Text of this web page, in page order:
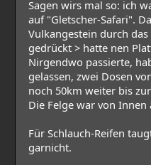
Sagen wirs mal so: ich
auf "Gletscher-Safari".
Vulkangestein durch
gedrückt > hatte nen
Nirgendwo passierte,
gelassen, zwei Dosen
noch 50km weiter bis
Die Felge war von
Für Schlauch-Reifen
garnicht.